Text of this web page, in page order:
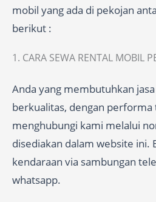
mobil yang ada di pekojan
berikut :
1. CARA SEWA RENTAL MOBIL
Anda yang membutuhkan
berkualitas, dengan performa
menghubungi kami melalui
disediakan dalam website ini.
kendaraan via sambungan
whatsapp.